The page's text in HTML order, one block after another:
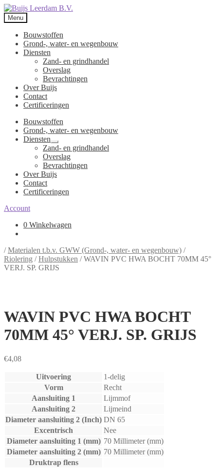
Menu
Bouwstoffen
Grond-, water- en wegenbouw
Diensten
Zand- en grindhandel
Overslag
Bevrachtingen
Over Buijs
Contact
Certificeringen
Bouwstoffen
Grond-, water- en wegenbouw
Diensten
Submenu
uitvouwen
Zand- en grindhandel
Overslag
Bevrachtingen
Over Buijs
Contact
Certificeringen
Account
0 Winkelwagen
/Materialen t.b.v. GWW (Grond-, water- en wegenbouw) /
Riolering /Hulpstukken /WAVIN PVC HWA BOCHT 70MM 45°
VERJ. SP. GRIJS
WAVIN PVC HWA BOCHT
70MM 45° VERJ. SP. GRIJS
€4,08
Uitvoering
1-delig
Vorm
Recht
Aansluiting 1
Lijmmof
Aansluiting 2
Lijmeind
Diameter aansluiting 2 (Inch) DN 65
Excentrisch
Nee
Diameter aansluiting 1 (mm) 70 Millimeter (mm)
Diameter aansluiting 2 (mm) 70 Millimeter (mm)
Druktrap flens